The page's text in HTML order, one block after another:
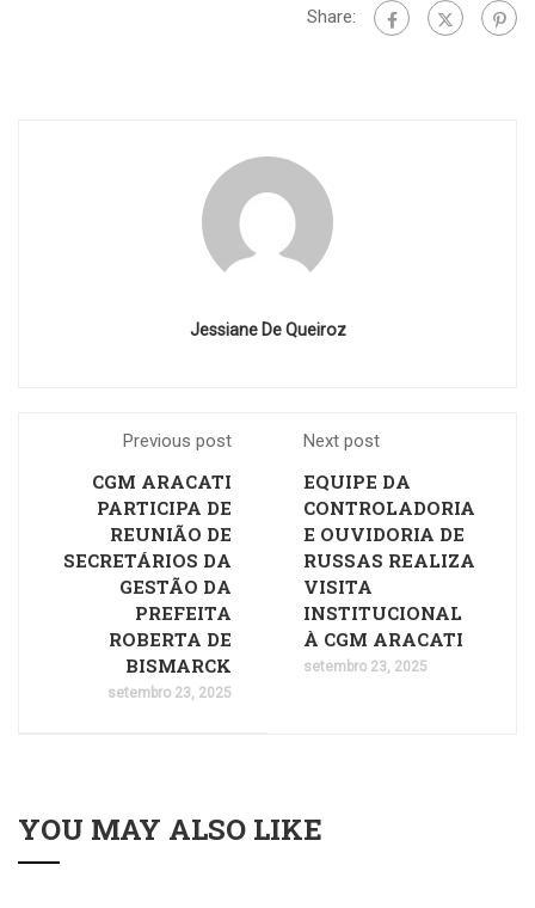
Share:
Jessiane De Queiroz
Previous post
CGM ARACATI
PARTICIPA DE
REUNIÃO DE
SECRETÁRIOS DA
GESTÃO DA
PREFEITA
ROBERTA DE
BISMARCK
setembro 23, 2025
Next post
EQUIPE DA
CONTROLADORIA
E OUVIDORIA DE
RUSSAS REALIZA
VISITA
INSTITUCIONAL
À CGM ARACATI
setembro 23, 2025
YOU MAY ALSO LIKE